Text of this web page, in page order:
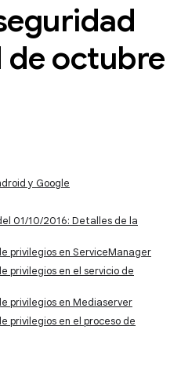
octubre
y Google
01/10/2016: Detalles de la
privilegios en ServiceManager
privilegios en el servicio de
privilegios en Mediaserver
privilegios en el proceso de